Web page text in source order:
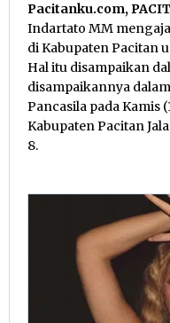
Pacitanku.com,
Indartato MM
di Kabupaten Pacitan
Hal itu disampaikan
disampaikannya
Pancasila pada Kamis
Kabupaten Pacitan
8.